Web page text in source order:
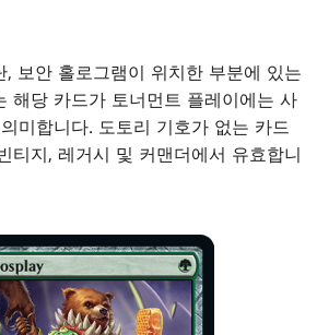
보안 홀로그램이 위치한 부분에 있는
해당 카드가 토너먼트 플레이에는 사
미합니다. 도토리 기호가 없는 카드
티지, 레거시 및 커맨더에서 유효합니